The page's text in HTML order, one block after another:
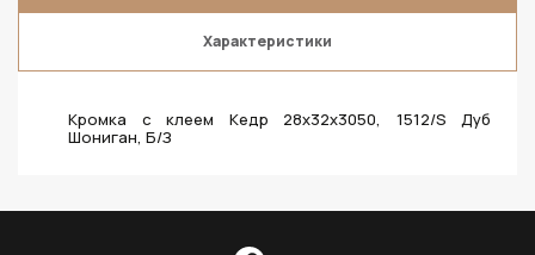
Характеристики
Кромка с клеем Кедр 28х32х3050, 1512/S Дуб
Шониган, Б/З